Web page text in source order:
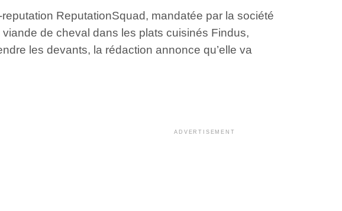
ReputationSquad, mandatée par la société
de cheval dans les plats cuisinés Findus,
les devants, la rédaction annonce qu’elle va
ADVERTISEMENT